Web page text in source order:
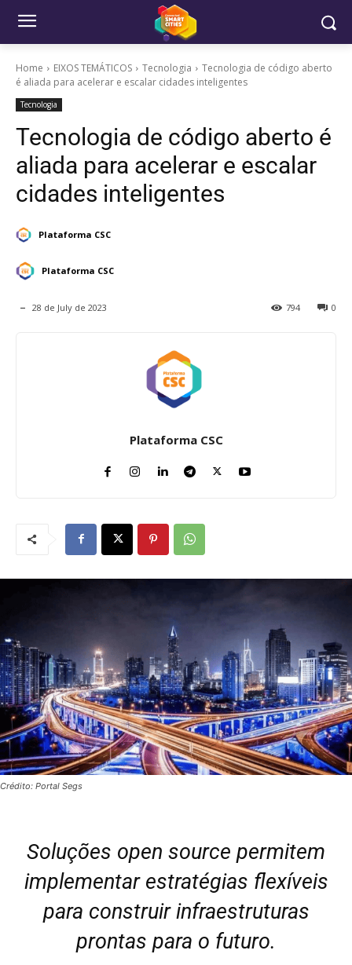
Home EIXOS TEMÁTICOS Tecnologia
Tecnologia de código aberto
é aliada para acelerar e escalar cidades inteligentes
Tecnologia
Tecnologia de código aberto é
aliada para acelerar e escalar
cidades inteligentes
Plataforma CSC
Plataforma CSC
28 de July de 2023 0
794
Plataforma CSC
Crédito: Portal Segs
Soluções open source permitem
implementar estratégias flexíveis
para construir infraestruturas
prontas para o futuro.